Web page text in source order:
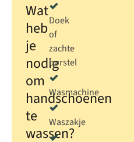
Wat
heb
je
nodig
om
handschoenen
te
wassen?
Doek
of
zachte
borstel
Wasmachine
Waszakje